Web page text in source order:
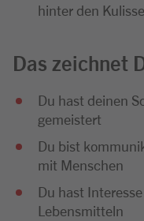
hinter den
Das zeichnet
Du hast deinen
gemeistert
Du bist
mit Menschen
Du hast
Lebensmitteln